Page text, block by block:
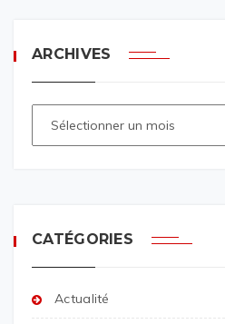
ARCHIVES
CATÉGORIES
Actualité